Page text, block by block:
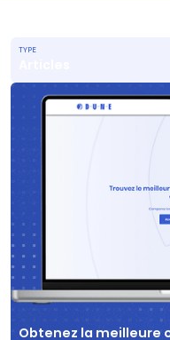
TYPE
Obtenez la meilleure